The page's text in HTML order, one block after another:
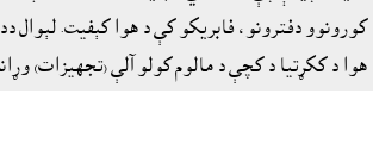
کورونوو دفترونو، فابريکو کې د هوا کېفيت. لېوال
هوا د ککړتيا د کچې د مالوم کولو آلې (تجهيزات)